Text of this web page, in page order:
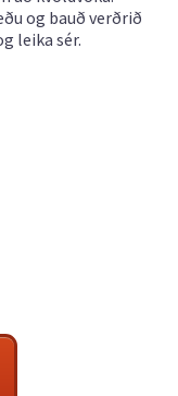
og bauð verðrið
leika sér.